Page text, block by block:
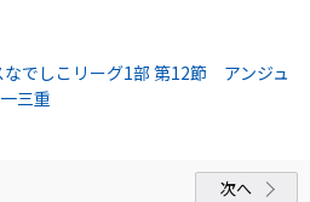
でしこリーグ1部 第12節 アンジュ
三重
次へ